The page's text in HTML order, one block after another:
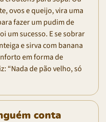
ovos e queijo, vira uma
fazer um pudim de
um sucesso. E se sobrar
e sirva com banana
em forma de
“Nada de pão velho, só
conta